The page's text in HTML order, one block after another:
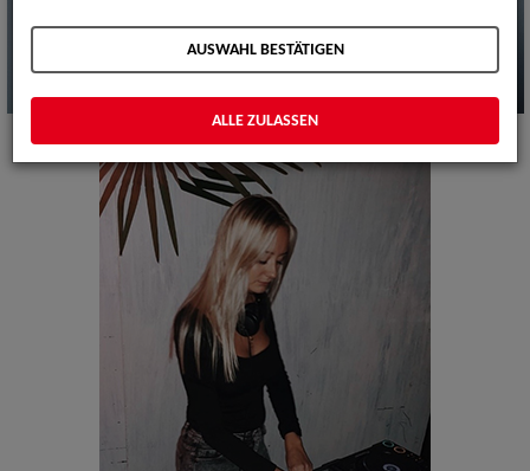
AUSWAHL BESTÄTIGEN
ALLE ZULASSEN